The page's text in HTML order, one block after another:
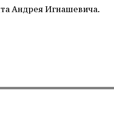
Андрея Игнашевича.